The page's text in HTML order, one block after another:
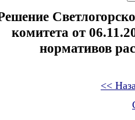
комитета от
нормативов
<<